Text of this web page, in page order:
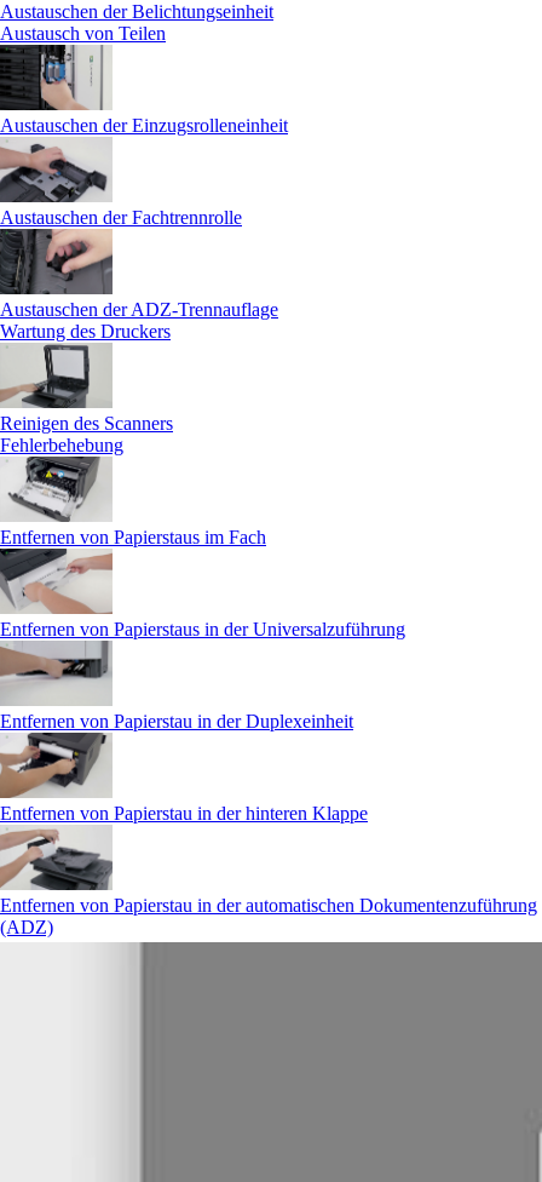
Austauschen der Belichtungseinheit
Austausch von Teilen
Austauschen der Einzugsrolleneinheit
Austauschen der Fachtrennrolle
Austauschen der ADZ-Trennauflage
Wartung des Druckers
Reinigen des Scanners
Fehlerbehebung
Entfernen von Papierstaus im Fach
Entfernen von Papierstaus in der Universalzuführung
Entfernen von Papierstau in der Duplexeinheit
Entfernen von Papierstau in der hinteren Klappe
Entfernen von Papierstau in der automatischen Dokumentenzuführung
(ADZ)